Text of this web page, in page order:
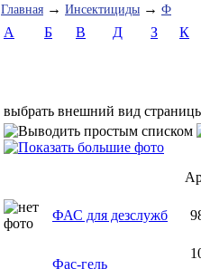
Главная → Инсектициды → Ф
А Б В Д З К
выбрать внешний вид
ФАС для дезслужб
Фас-гель